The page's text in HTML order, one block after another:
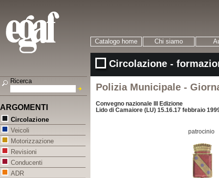
Catalogo home Chi siamo
Circolazione -
Polizia Municipale -
Convegno nazionale III Edizione
Lido di Camaiore (LU) 15.16.17 febbraio
patrocinio
Ricerca
ARGOMENTI
Circolazione
Veicoli
Motorizzazione
Revisioni
Conducenti
ADR